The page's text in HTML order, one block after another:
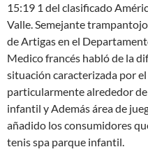
15:19 1 del clasificado
Valle. Semejante
de Artigas en el
Medico francés habló de la
situación caracterizada por
particularmente alrededor
infantil y Además área de
añadido los consumidores
tenis spa parque infantil.